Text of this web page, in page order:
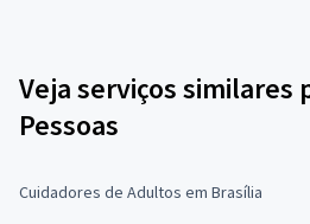
Veja serviços similares
Pessoas
Cuidadores de Adultos em Brasília